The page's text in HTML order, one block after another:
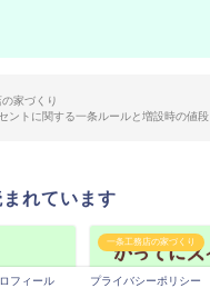
家づくり
ントに関する一条ルールと増設時の値段
れています
一条工務店の家づくり
フィール プライバシーポリシー